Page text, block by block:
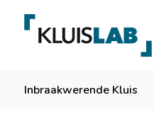
Inbraakwerende Kluis